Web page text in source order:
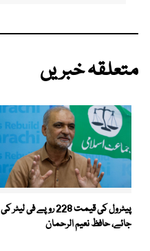
متعلقہ خبریں
پیٹرول کی قیمت 228 روپے فی لیٹر کی
جائے، حافظ نعیم الرحمان